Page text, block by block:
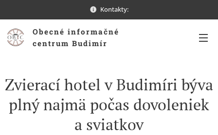
Kontakty:
Obecné informačné
centrum Budimír
Zvierací hotel v Budimíri býva
plný najmä počas dovoleniek
a sviatkov